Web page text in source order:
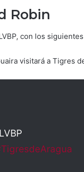
Robin
con los
visitará a Tigres